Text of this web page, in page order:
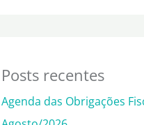
Posts recentes
Agenda das Obrigações